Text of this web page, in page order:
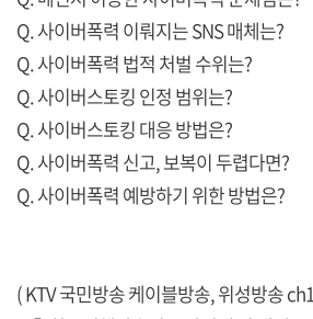
Q. 사이버폭력 이뤄지는 SNS 매체는?
Q. 사이버폭력 법적 처벌 수위는?
Q. 사이버스토킹 인정 범위는?
Q. 사이버스토킹 대응 방법은?
Q. 사이버폭력 신고, 보복이 두렵다면?
Q. 사이버폭력 예방하기 위한 방법은?
( KTV 국민방송 케이블방송, 위성방송